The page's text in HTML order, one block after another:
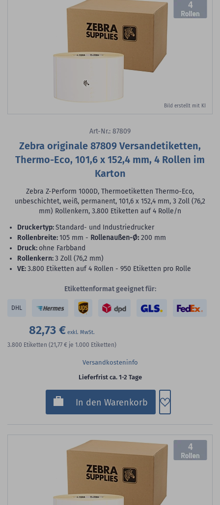
Bild erstellt mit KI
4
Art-Nr.: 87809
Zebra originale 87809 Versandetiketten,
Thermo-Eco, 101,6 x 152,4 mm, 4 Rollen im
Karton
Zebra Z-Perform 1000D, Thermoetiketten Thermo-Eco,
unbeschichtet, weiß, permanent, 101,6 x 152,4 mm, 3 Zoll (76,2
mm) Rollenkern, 3.800 Etiketten auf 4 Rolle/n
Druckertyp:Standard- und Industriedrucker
Rollenbreite:105 mm - Rollenaußen-Ø: 200 mm
Druck: ohne Farbband
Rollenkern:3 Zoll (76,2 mm)
VE:3.800 Etiketten auf 4 Rollen - 950 Etiketten pro Rolle
Etikettenformat geeignet für:
DHL
82,73 €
3.800 Etiketten (21,77 € je 1.000 Etiketten)
Versandkosteninfo
Lieferfrist ca. 1-2 Tage
In den Warenkorb Zum
4